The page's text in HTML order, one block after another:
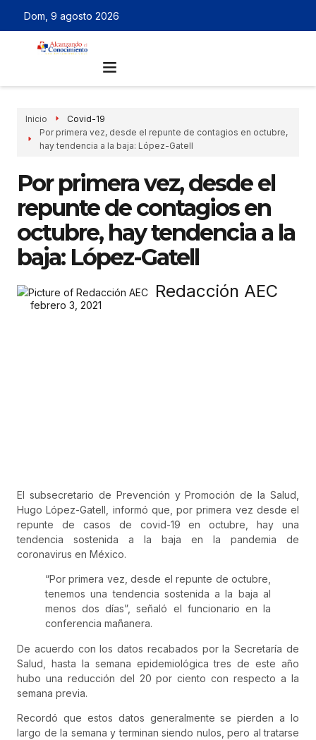
Dom, 9 agosto 2026
Inicio
Covid-19
Por primera vez, desde el repunte de contagios en octubre,
hay tendencia a la baja: López-Gatell
Por primera vez, desde el
repunte de contagios en
octubre, hay tendencia a la
baja: López-Gatell
Redacción AEC
febrero 3, 2021
El subsecretario de Prevención y Promoción de la Salud,
Hugo López-Gatell, informó que, por primera vez desde el
repunte de casos de covid-19 en octubre, hay una
tendencia sostenida a la baja en la pandemia de
coronavirus en México.
“Por primera vez, desde el repunte de octubre,
tenemos una tendencia sostenida a la baja al
menos dos días”, señaló el funcionario en la
conferencia mañanera.
De acuerdo con los datos recabados por la Secretaría de
Salud, hasta la semana epidemiológica tres de este año
hubo una reducción del 20 por ciento con respecto a la
semana previa.
Recordó que estos datos generalmente se pierden a lo
largo de la semana y terminan siendo nulos, pero al tratarse